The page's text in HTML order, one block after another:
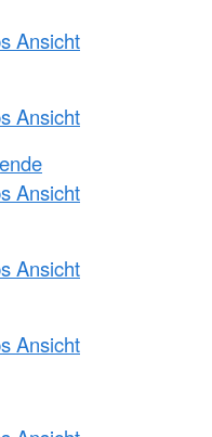
Ansicht
Ansicht
Ansicht
Ansicht
Ansicht